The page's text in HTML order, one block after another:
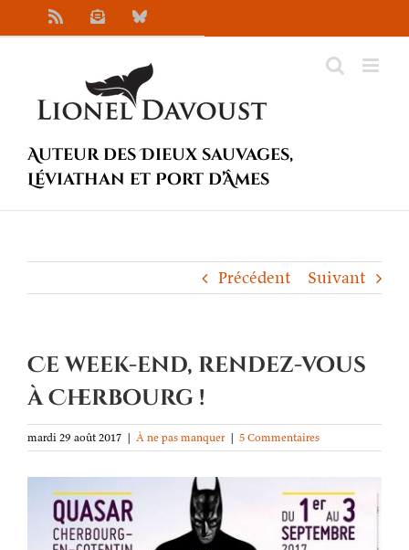
au
NewsletterBluesky
Auteur des Dieux sauvages,
Léviathan et Port d’Âmes
Précédent Suivant
Ce week-end, rendez-vous
à Cherbourg !
mardi 29 août 2017 | À ne pas manquer | 5 Commentaires